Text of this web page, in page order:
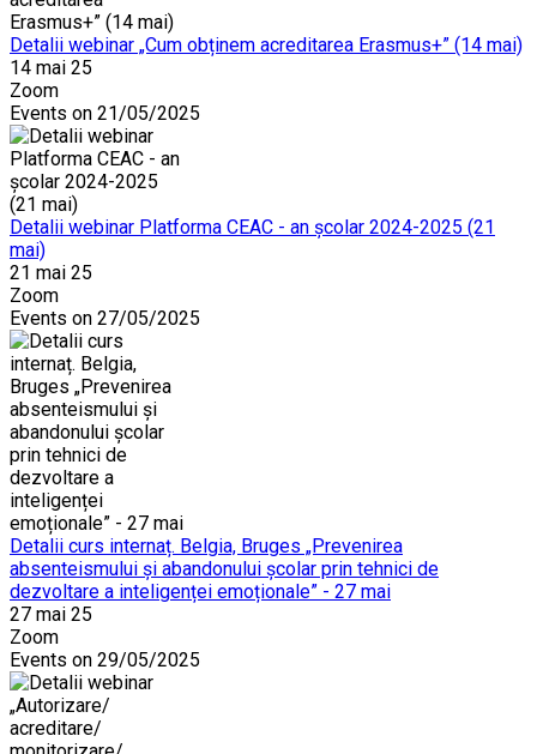
Detalii webinar „Cum obținem acreditarea Erasmus+” (14 mai)
14 mai 25
Zoom
Events on 21/05/2025
Detalii webinar Platforma CEAC - an școlar 2024-2025 (21
mai)
21 mai 25
Zoom
Events on 27/05/2025
Detalii curs internaț. Belgia, Bruges „Prevenirea
absenteismului și abandonului școlar prin tehnici de
dezvoltare a inteligenței emoționale” - 27 mai
27 mai 25
Zoom
Events on 29/05/2025